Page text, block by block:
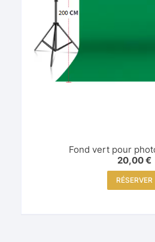
Fond vert pour
20,00€
RÉSERVER